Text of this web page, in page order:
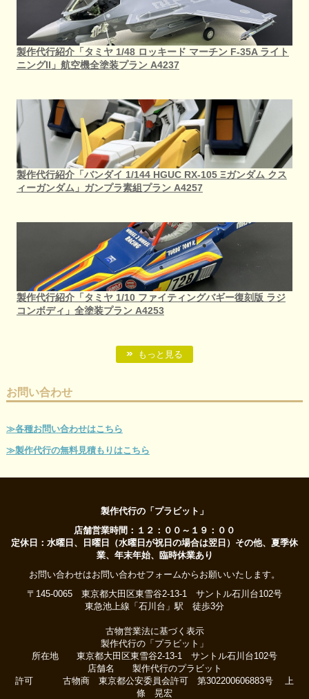
製作代行紹介「タミヤ 1/48 ロッキード マーチン F-35A ライト
ニングII」航空機全塗装プラン A4237
製作代行紹介「バンダイ 1/144 HGUC RX-105 Ξガンダム クス
ィーガンダム」ガンプラ素組プラン A4257
製作代行紹介「タミヤ 1/10 ファイティングバギー復刻版 ラジ
コンボディ」全塗装プラン A4253
もっと見る
お問い合わせ
≫各種お問い合わせはこちら
≫製作代行の無料見積もりはこちら
製作代行の「プラビット」
店舗営業時間：１２：００～１９：００
定休日：水曜日、日曜日（水曜日が祝日の場合は翌日）その他、夏季休
業、年末年始、臨時休業あり
お問い合わせはお問い合わせフォームからお願いいたします。
〒145-0065 東京都大田区東雪谷2-13-1 サントル石川台102号
東急池上線「石川台」駅 徒歩3分
古物営業法に基づく表示
製作代行の「プラビット」
所在地 東京都大田区東雪谷2-13-1 サントル石川台102号
店舗名 製作代行のプラビット
許可 古物商 東京都公安委員会許可 第302200606883号 上
條 晃宏